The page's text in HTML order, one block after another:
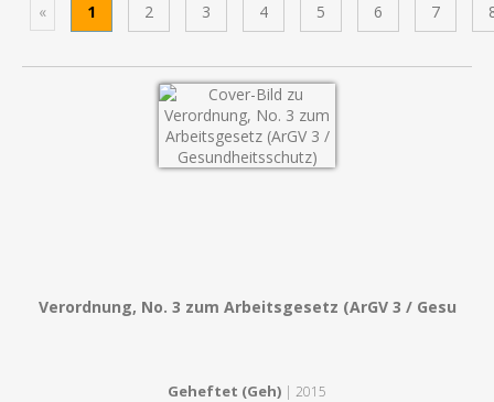
« 1 2 3 4 5 6 7
Verordnung, No. 3 zum Arbeitsgesetz (ArGV 3 / Gesu
Geheftet (Geh) | 2015